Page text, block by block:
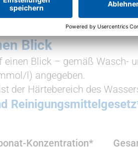
Blick
einen Blick – gemäß
l) angegeben.
der Härtebereich des
Konzentration*